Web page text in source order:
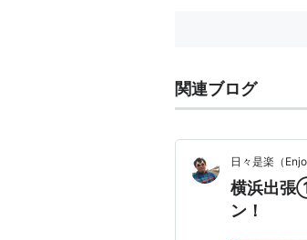
関連ブログ
日々是楽（
横浜出張
ン！